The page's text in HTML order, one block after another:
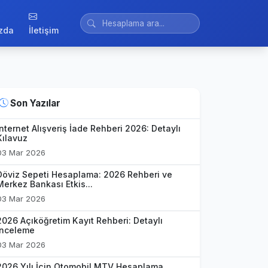
İletişim
Son Yazılar
Alışveriş İade Rehberi 2026: Detaylı
Mar 2026
Sepeti Hesaplama: 2026 Rehberi ve
Bankası Etkis...
Mar 2026
Açıköğretim Kayıt Rehberi: Detaylı
Mar 2026